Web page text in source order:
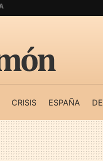
CRISIS ESPAÑA